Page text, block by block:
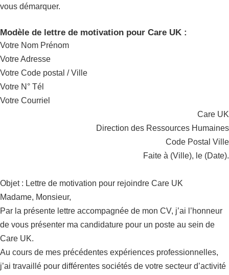
vous démarquer.
Modèle de lettre de motivation pour Care UK :
Votre Nom Prénom
Votre Adresse
Votre Code postal / Ville
Votre N° Tél
Votre Courriel
Care UK
Direction des Ressources Humaines
Code Postal Ville
Faite à (Ville), le (Date).
Objet : Lettre de motivation pour rejoindre Care UK
Madame, Monsieur,
Par la présente lettre accompagnée de mon CV, j’ai l’honneur
de vous présenter ma candidature pour un poste au sein de
Care UK.
Au cours de mes précédentes expériences professionnelles,
j’ai travaillé pour différentes sociétés de votre secteur d’activité